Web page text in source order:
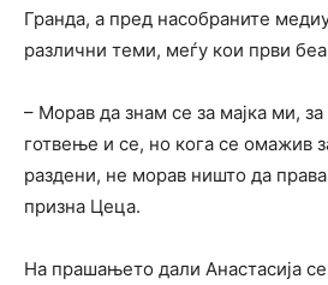
Гранда, а пред насобраните
различни теми, меѓу кои први
– Морав да знам се за мајка ми,
готвење и се, но кога се омажив
раздени, не морав ништо да
призна Цеца.
На прашањето дали Анастасија